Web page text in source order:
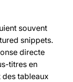
souvent
snippets.
directe
titres en
des tableaux